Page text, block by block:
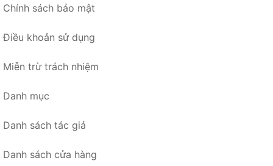
Chính sách bảo mật
Điều khoản sử dụng
Miễn trừ trách nhiệm
Danh mục
Danh sách tác giả
Danh sách cửa hàng